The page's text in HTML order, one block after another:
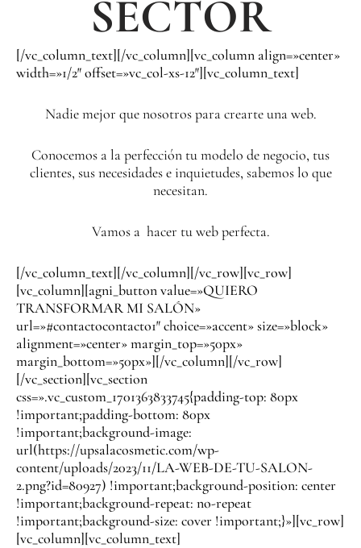
SECTOR
[/vc_column_text][/vc_column][vc_column align=»center»
width=»1/2″ offset=»vc_col-xs-12″][vc_column_text]
Nadie mejor que nosotros para crearte una web.
Conocemos a la perfección tu modelo de negocio, tus
clientes, sus necesidades e inquietudes, sabemos lo que
necesitan.
Vamos a hacer tu web perfecta.
[/vc_column_text][/vc_column][/vc_row][vc_row]
[vc_column][agni_button value=»QUIERO
TRANSFORMAR MI SALÓN»
url=»#contactocontacto1″ choice=»accent» size=»block»
alignment=»center» margin_top=»50px»
margin_bottom=»50px»][/vc_column][/vc_row]
[/vc_section][vc_section
css=».vc_custom_1701363833745{padding-top: 80px
!important;padding-bottom: 80px
!important;background-image:
url(https://upsalacosmetic.com/wp-
content/uploads/2023/11/LA-WEB-DE-TU-SALON-
2.png?id=80927) !important;background-position: center
!important;background-repeat: no-repeat
!important;background-size: cover !important;}»][vc_row]
[vc_column][vc_column_text]